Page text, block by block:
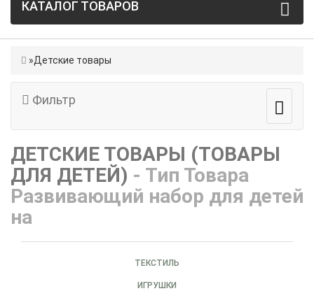
КАТАЛОГ ТОВАРОВ
Детские товары
Фильтр
ДЕТСКИЕ ТОВАРЫ (ТОВАРЫ
ДЛЯ ДЕТЕЙ) - Тип Товара
Развивающий набор для детей
на
ТЕКСТИЛЬ
ИГРУШКИ